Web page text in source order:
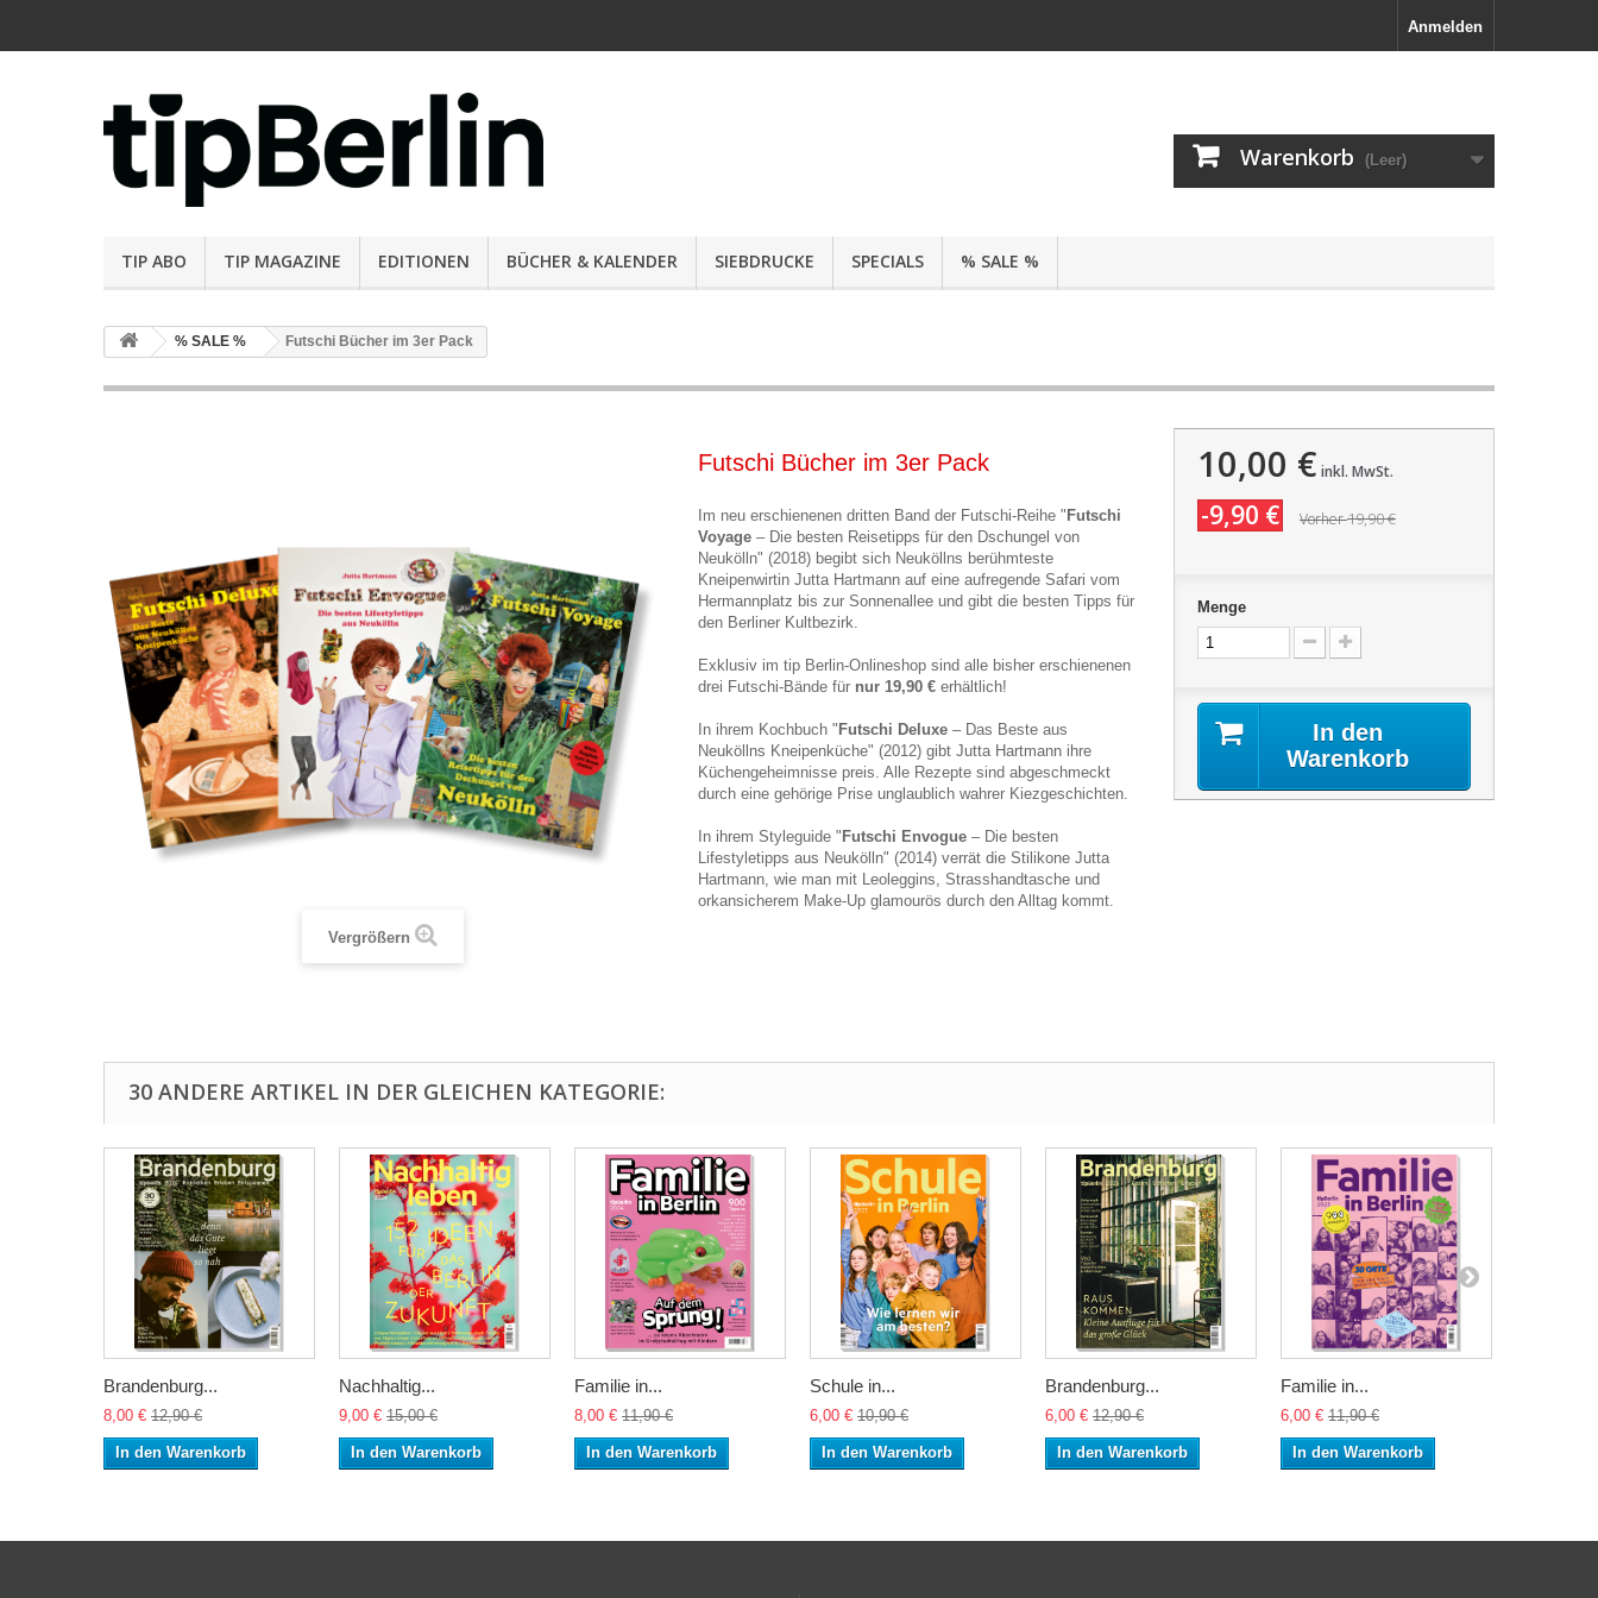
Anmelden
Warenkorb (Leer)
TIP ABO TIP MAGAZINE EDITIONEN BÜCHER & KALENDER SIEBDRUCKE SPECIALS % SALE %
% SALE % Futschi Bücher im 3er Pack
Vergrößern
Futschi Bücher im 3er Pack
Im neu erschienenen dritten Band der Futschi-Reihe " Futschi
Voyage – Die besten Reisetipps für den Dschungel von
Neukölln" (2018) begibt sich Neuköllns berühmteste
Kneipenwirtin Jutta Hartmann auf eine aufregende Safari vom
Hermannplatz bis zur Sonnenallee und gibt die besten Tipps für
den Berliner Kultbezirk.
Exklusiv im tip Berlin-Onlineshop sind alle bisher erschienenen
drei Futschi-Bände für nur 19,90 € erhältlich!
In ihrem Kochbuch " Futschi Deluxe – Das Beste aus
Neuköllns Kneipenküche" (2012) gibt Jutta Hartmann ihre
Küchengeheimnisse preis. Alle Rezepte sind abgeschmeckt
durch eine gehörige Prise unglaublich wahrer Kiezgeschichten.
In ihrem Styleguide " Futschi Envogue – Die besten
Lifestyletipps aus Neukölln" (2014) verrät die Stilikone Jutta
Hartmann, wie man mit Leoleggins, Strasshandtasche und
orkansicherem Make-Up glamourös durch den Alltag kommt.
10,00 € inkl. MwSt.
-9,90 € Vorher19,90 €
Menge
In den
Warenkorb
30 ANDERE ARTIKEL IN DER GLEICHEN KATEGORIE:
Brandenburg...
8,00 € 12,90 €
In den Warenkorb
Nachhaltig...
9,00 € 15,00 €
In den Warenkorb
Familie in...
8,00 € 11,90 €
In den Warenkorb
Schule in...
6,00 € 10,90 €
In den Warenkorb
Brandenburg...
6,00 € 12,90 €
In den Warenkorb
Familie in...
6,00 € 11,90 €
In den Warenkorb